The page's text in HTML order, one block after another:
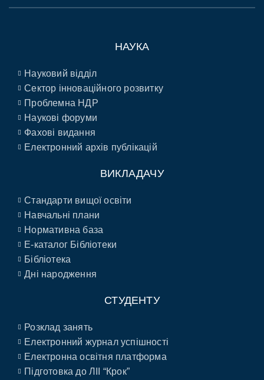
НАУКА
Науковий відділ
Сектор інноваційного розвитку
Проблемна НДР
Наукові форуми
Фахові видання
Електронний архів публікацій
ВИКЛАДАЧУ
Стандарти вищої освіти
Навчальні плани
Нормативна база
E-каталог Бібліотеки
Бібліотека
Дні народження
СТУДЕНТУ
Розклад занять
Електронний журнал успішності
Електронна освітня платформа
Підготовка до ЛІІ “Крок”